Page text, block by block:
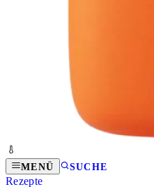
MENÜ SUCHE
Rezepte